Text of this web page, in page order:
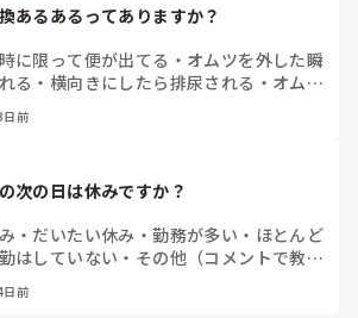
あるあるってありますか？
に限って便が出てる ・ オムツを外した瞬
る ・ 横向きにしたら排尿される ・ オムツ
よくちぎれている
と快感
日前
次の日は休みですか？
・ だいたい休み ・勤務が多い ・ ほとんど
はしていない ・ その他（コメントで教え
）
日前